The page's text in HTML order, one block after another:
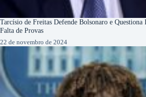
Tarcísio de Freitas Defende Bolsonaro e
Falta de Provas
22 de novembro de 2024